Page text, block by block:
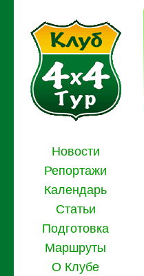
Новости
Репортажи
Календарь
Статьи
Подготовка
Маршруты
О Клубе